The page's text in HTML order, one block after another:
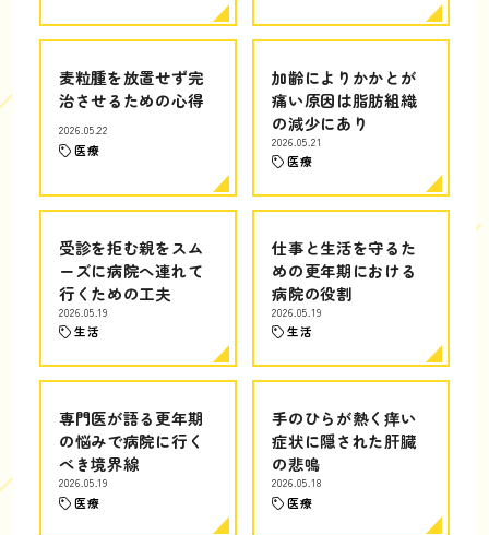
麦粒腫を放置せず完
治させるための心得
2026.05.22
医療
加齢によりかかとが
痛い原因は脂肪組織
の減少にあり
2026.05.21
医療
受診を拒む親をスム
ーズに病院へ連れて
行くための工夫
2026.05.19
生活
仕事と生活を守るた
めの更年期における
病院の役割
2026.05.19
生活
専門医が語る更年期
の悩みで病院に行く
べき境界線
2026.05.19
医療
手のひらが熱く痒い
症状に隠された肝臓
の悲鳴
2026.05.18
医療